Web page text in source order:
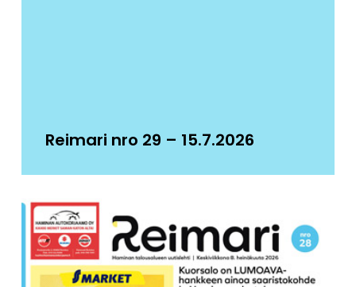
Reimari nro 29 – 15.7.2026